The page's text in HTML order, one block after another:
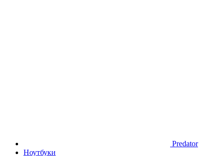
Predator
Ноутбуки